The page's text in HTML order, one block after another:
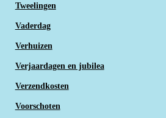
Tweelingen
Vaderdag
Verhuizen
Verjaardagen en jubilea
Verzendkosten
Voorschoten